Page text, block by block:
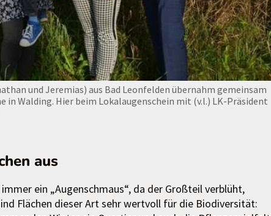
und Jeremias) aus Bad Leonfelden übernahm gemeinsam
in Walding. Hier beim Lokalaugenschein mit (v.l.) LK-Präsident
aus
ein „Augenschmaus“, da der Großteil verblüht,
Flächen dieser Art sehr wertvoll für die Biodiversität: